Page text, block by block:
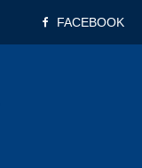
FACEBOOK